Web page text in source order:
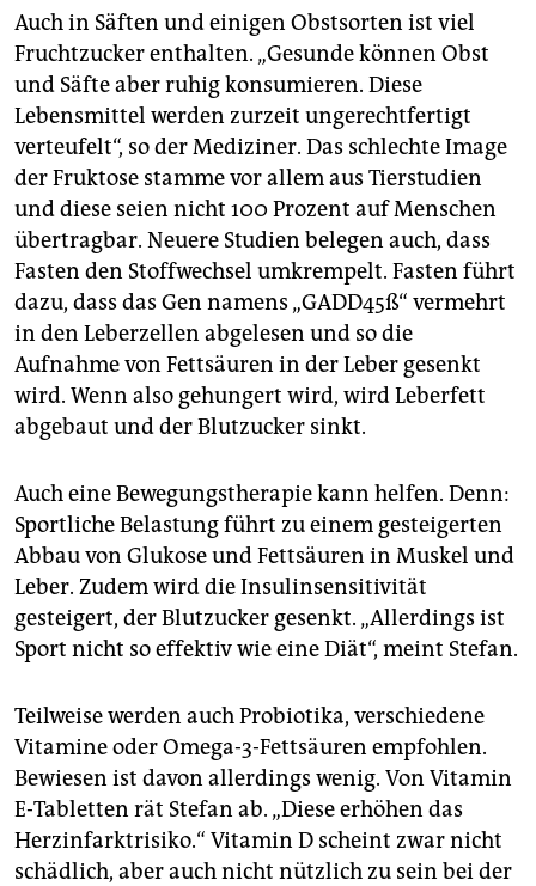
Auch in Säften und einigen Obstsorten ist viel
Fruchtzucker enthalten. „Gesunde können Obst
und Säfte aber ruhig konsumieren. Diese
Lebensmittel werden zurzeit ungerechtfertigt
verteufelt“, so der Mediziner. Das schlechte Image
der Fruktose stamme vor allem aus Tierstudien
und diese seien nicht 100 Prozent auf Menschen
übertragbar. Neuere Studien belegen auch, dass
Fasten den Stoffwechsel umkrempelt. Fasten führt
dazu, dass das Gen namens „GADD45ß“ vermehrt
in den Leberzellen abgelesen und so die
Aufnahme von Fettsäuren in der Leber gesenkt
wird. Wenn also gehungert wird, wird Leberfett
abgebaut und der Blutzucker sinkt.
Auch eine Bewegungstherapie kann helfen. Denn:
Sportliche Belastung führt zu einem gesteigerten
Abbau von Glukose und Fettsäuren in Muskel und
Leber. Zudem wird die Insulinsensitivität
gesteigert, der Blutzucker gesenkt. „Allerdings ist
Sport nicht so effektiv wie eine Diät“, meint Stefan.
Teilweise werden auch Probiotika, verschiedene
Vitamine oder Omega-3-Fettsäuren empfohlen.
Bewiesen ist davon allerdings wenig. Von Vitamin
E-Tabletten rät Stefan ab. „Diese erhöhen das
Herzinfarktrisiko.“ Vitamin D scheint zwar nicht
schädlich, aber auch nicht nützlich zu sein bei der